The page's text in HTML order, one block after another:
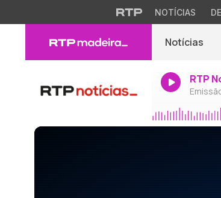
NOTÍCIAS
Notícias
RTP